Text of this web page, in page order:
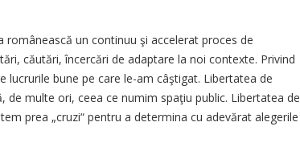
un continuu şi accelerat proces de
căutări, încercări de adaptare la noi contexte. Privind
bune pe care le-am câştigat. Libertatea de
multe ori, ceea ce numim spaţiu public. Libertatea de
prea „cruzi“ pentru a determina cu adevărat alegerile